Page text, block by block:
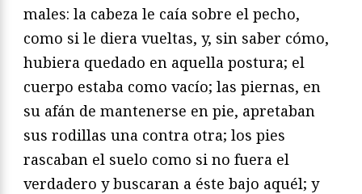
males: la cabeza le caía sobre el pecho,
como si le diera vueltas, y, sin saber cómo,
hubiera quedado en aquella postura; el
cuerpo estaba como vacío; las piernas, en
su afán de mantenerse en pie, apretaban
sus rodillas una contra otra; los pies
rascaban el suelo como si no fuera el
verdadero y buscaran a éste bajo aquél; y